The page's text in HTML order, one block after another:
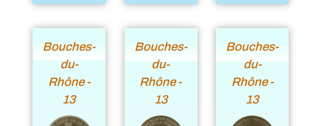
Bouches-
du-
Rhône -
13
Bouches-
du-
Rhône -
13
Bouches-
du-
Rhône -
13